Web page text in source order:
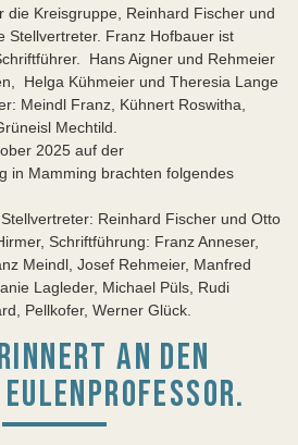
die Kreisgruppe, Reinhard Fischer und
Stellvertreter. Franz Hofbauer ist
Hans Aigner und Rehmeier
Helga Kühmeier und Theresia Lange
Meindl Franz, Kühnert Roswitha,
Mechtild.
2025 auf der
in Mamming brachten folgendes
Reinhard Fischer und Otto
Schriftführung: Franz Anneser,
Meindl, Josef Rehmeier, Manfred
Lagleder, Michael Püls, Rudi
Pellkofer, Werner Glück.
AN DEN